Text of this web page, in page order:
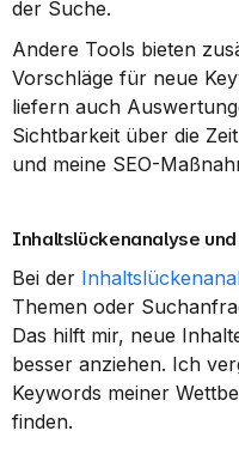
der Suche.
Andere Tools bieten
Vorschläge für neue
liefern auch
Sichtbarkeit über die
und meine SEO-
Inhaltslückenanalyse
Bei der
Themen oder
Das hilft mir, neue
besser anziehen. Ich
Keywords meiner
finden.